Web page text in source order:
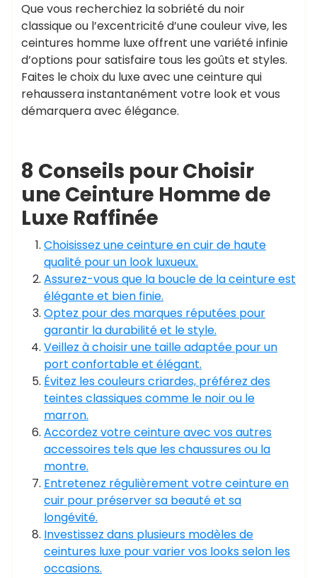
Que vous recherchiez la sobriété du noir
classique ou l’excentricité d’une couleur vive, les
ceintures homme luxe offrent une variété infinie
d’options pour satisfaire tous les goûts et styles.
Faites le choix du luxe avec une ceinture qui
rehaussera instantanément votre look et vous
démarquera avec élégance.
8 Conseils pour Choisir
une Ceinture Homme de
Luxe Raffinée
Choisissez une ceinture en cuir de haute
qualité pour un look luxueux.
Assurez-vous que la boucle de la ceinture est
élégante et bien finie.
Optez pour des marques réputées pour
garantir la durabilité et le style.
Veillez à choisir une taille adaptée pour un
port confortable et élégant.
Évitez les couleurs criardes, préférez des
teintes classiques comme le noir ou le
marron.
Accordez votre ceinture avec vos autres
accessoires tels que les chaussures ou la
montre.
Entretenez régulièrement votre ceinture en
cuir pour préserver sa beauté et sa
longévité.
Investissez dans plusieurs modèles de
ceintures luxe pour varier vos looks selon les
occasions.